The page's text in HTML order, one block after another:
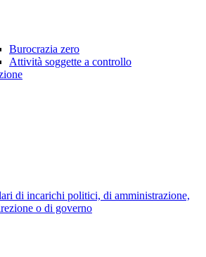
Burocrazia zero
Attività soggette a controllo
di incarichi politici, di amministrazione,
o di governo